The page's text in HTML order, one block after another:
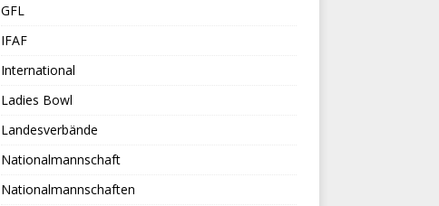
GFL
IFAF
International
Ladies Bowl
Landesverbände
Nationalmannschaft
Nationalmannschaften